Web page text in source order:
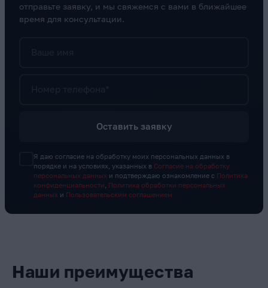
отправьте заявку, и мы свяжемся с вами в ближайшее
время для консультации.
Оставить заявку
Я даю согласие на обработку моих персональных данных в
порядке и на условиях, указанных в Согласие на обработку
персональных данных и подтверждаю ознакомление с Политика
конфиденциальности
Политика обработки персональных
данных и Пользовательским соглашением
Наши преимущества